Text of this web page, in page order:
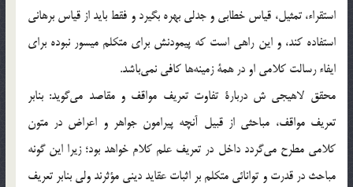
استقراء، تمثيل، قياس خطابي و جدلي بهره بگيرد و فقط بايد از قياس برهاني
استفاده كند، و اين راهي است كه پيمودنش براي متكلم ميسور نبوده براي
ايفاء رسالت كلامي او در همة زمينه‌ها كافي نمي‌باشد.
محقق لاهيجي ش دربارة تفاوت تعريف مواقف و مقاصد مي‌گويد: بنابر
تعريف مواقف، مباحثي از قبيل آنچه پيرامون جواهر و اعراض در متون
كلامي مطرح مي‌گردد داخل در تعريف علم كلام خواهد بود؛ زيرا اين گونه
مباحث در قدرت و توانائي متكلم بر اثبات عقايد ديني مؤثرند ولي بنابر تعريف